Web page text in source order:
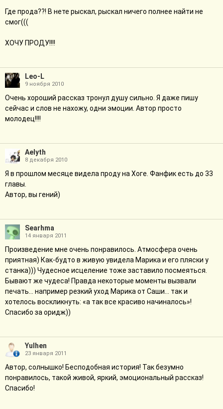
Где прода??! В нете рыскал, рыскал ничего полнее найти не
смог(((
ХОЧУ ПРОДУ!!!!
Leo-L
9 ноября 2010
Очень хороший рассказ тронул душу сильно. Я даже пишу
сейчас и слов не нахожу, одни эмоции. Автор просто
молодец!!!!
Aelyth
8 декабря 2010
Я в прошлом месяце видела проду на Хоге. Фанфик есть до 33
главы.
Автор, вы гений)
Searhma
14 января 2011
Произведение мне очень понравилось. Атмосфера очень
приятная) Как-будто в живую увидела Марика и его пляски у
станка))) Чудесное исцеление тоже заставило посмеяться.
Бывают же чудеса! Правда некоторые моменты вызвали
печать… например резкий уход Марика от Саши… так и
хотелось воскликнуть: «а так все красиво начиналось»!
Спасибо за оридж))
Yulhen
23 января 2011
Автор, солнышко! Бесподобная история! Так безумно
понравилось, такой живой, яркий, эмоциональный рассказ!
Спасибо!